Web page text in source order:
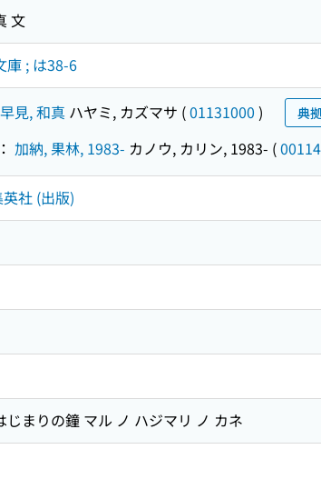
文
庫 ; は38-6
早見, 和真 ハヤミ, カズマサ (01131000 ) 典
加納, 果林, 1983- カノウ, カリン, 1983- (
社 (出版)
じまりの鐘 マル ノ ハジマリ ノ カネ